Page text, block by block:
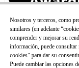
Nosotros y terceros, como
similares (en adelante
comprender y mejorar su
información, puede consultar
cookies” para dar su
Puede cambiar las opciones